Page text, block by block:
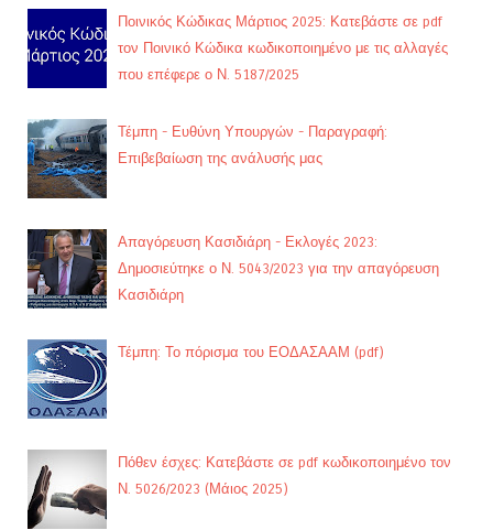
Ποινικός Κώδικας Μάρτιος 2025: Κατεβάστε σε pdf
τον Ποινικό Κώδικα κωδικοποιημένο με τις αλλαγές
που επέφερε ο Ν. 5187/2025
Τέμπη - Ευθύνη Υπουργών - Παραγραφή:
Επιβεβαίωση της ανάλυσής μας
Απαγόρευση Κασιδιάρη - Εκλογές 2023:
Δημοσιεύτηκε ο Ν. 5043/2023 για την απαγόρευση
Κασιδιάρη
Τέμπη: Το πόρισμα του ΕΟΔΑΣΑΑΜ (pdf)
Πόθεν έσχες: Κατεβάστε σε pdf κωδικοποιημένο τον
Ν. 5026/2023 (Μάιος 2025)